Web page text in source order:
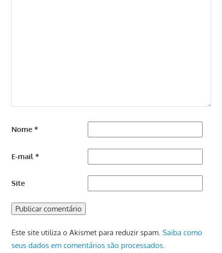
Nome *
E-mail*
Site
Este site utiliza o Akismet para reduzir spam. Saiba como
seus dados em comentários são processados.